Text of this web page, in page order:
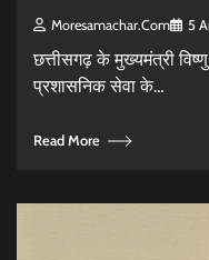
Moresamachar.com 5
छत्तीसगढ़ के मुख्यमंत्री
प्रशासनिक सेवा के…
Read More